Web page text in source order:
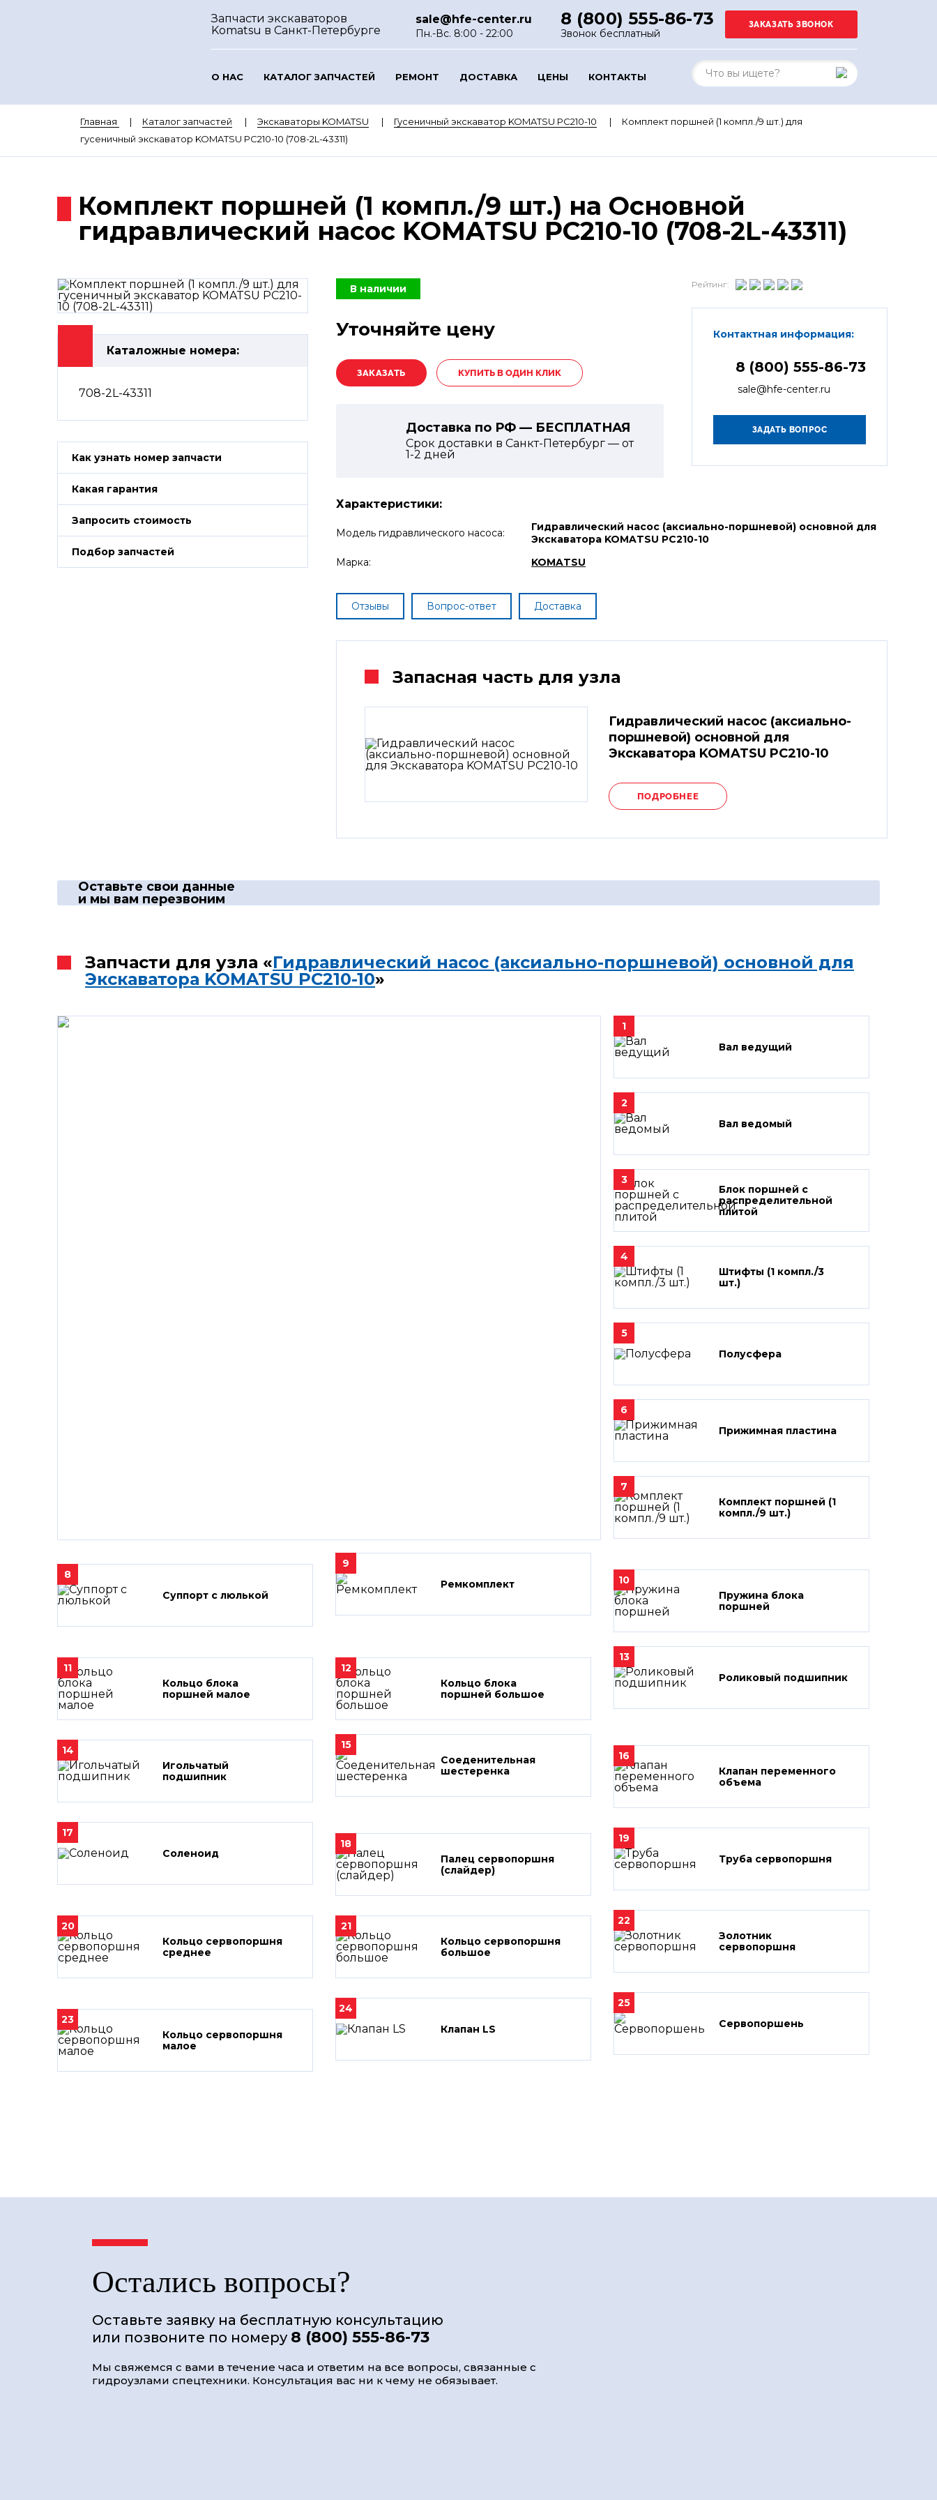
Запчасти экскаваторов
Komatsu в Санкт-Петербурге
sale@hfe-center.ru
Пн.-Вс. 8:00 - 22:00
8 (800) 555-86-73
Звонок бесплатный
О НАС КАТАЛОГ ЗАПЧАСТЕЙ РЕМОНТ ДОСТАВКА ЦЕНЫ КОНТАКТЫ
Главная Каталог запчастей Экскаваторы KOMATSU Гусеничный экскаватор KOMATSU PC210-10
Комплект поршней (1 компл./9 шт.) для
гусеничный экскаватор KOMATSU PC210-10 (708-2L-43311)
Комплект поршней (1 компл./9 шт.) на Основной
гидравлический насос KOMATSU PC210-10 (708-2L-43311)
Каталожные номера:
708-2L-43311
Как узнать номер запчасти
Какая гарантия
Запросить стоимость
Подбор запчастей
В наличии
Уточняйте цену
КУПИТЬ В ОДИН КЛИК
Доставка по РФ — БЕСПЛАТНАЯ
Срок доставки в Санкт-Петербург — от
1-2 дней
Рейтинг:
Контактная информация:
8 (800) 555-86-73
sale@hfe-center.ru
Характеристики:
Модель гидравлического насоса:
Гидравлический насос (аксиально-поршневой) основной для
Экскаватора KOMATSU PC210-10
Марка:
KOMATSU
Отзывы Вопрос-ответ Доставка
Запасная часть для узла
Гидравлический насос (аксиально-
поршневой) основной для
Экскаватора KOMATSU PC210-10
ПОДРОБНЕЕ
Оставьте свои данные
и мы вам перезвоним
Запчасти для узла «Гидравлический насос (аксиально-поршневой) основной для
Экскаватора KOMATSU PC210-10»
1
Вал ведущий
2
Вал ведомый
3
Блок поршней c
распределительной
плитой
4
Штифты (1 компл./3
шт.)
5
Полусфера
6
Прижимная пластина
7
Комплект поршней (1
компл./9 шт.)
8
Суппорт с люлькой
9
Ремкомплект
10
Пружина блока
поршней
11
Кольцо блока
поршней малое
12
Кольцо блока
поршней большое
13
Роликовый подшипник
14
Игольчатый
подшипник
15
Соеденительная
шестеренка
16
Клапан переменного
объема
17
Соленоид
18
Палец сервопоршня
(слайдер)
19
Труба сервопоршня
20
Кольцо сервопоршня
среднее
21
Кольцо сервопоршня
большое
22
Золотник
сервопоршня
23
Кольцо сервопоршня
малое
24
Клапан LS
25
Сервопоршень
Остались вопросы?
Оставьте заявку на бесплатную консультацию
или позвоните по номеру 8 (800) 555-86-73
Мы свяжемся с вами в течение часа и ответим на все вопросы, связанные с
гидроузлами спецтехники. Консультация вас ни к чему не обязывает.